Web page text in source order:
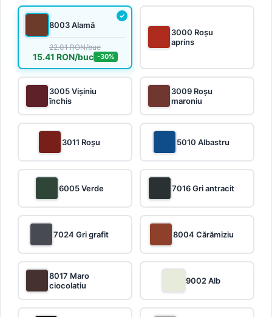
8003 Alamă
22.01 RON/buc
15.41 RON/buc -30%
3000 Roșu
aprins
3005 Vișiniu
închis
3009 Roșu
maroniu
3011 Roșu 5010 Albastru
6005 Verde 7016 Gri antracit
7024 Gri grafit 8004 Cărămiziu
8017 Maro
ciocolatiu
9002 Alb